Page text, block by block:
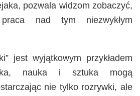
pozwala widzom zobaczyć,
nad tym niezwykłym
jest wyjątkowym przykładem
nauka i sztuka mogą
nie tylko rozrywki, ale